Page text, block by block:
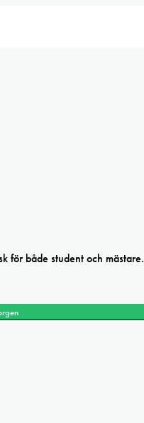
för både student och mästare.